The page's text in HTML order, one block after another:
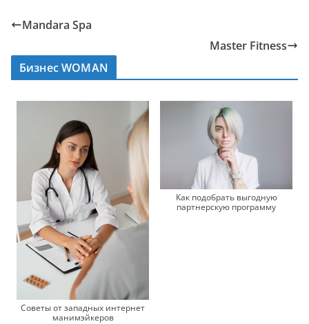
Mandara Spa
Master Fitness
Бизнес WOMAN
Советы от западных интернет
манимэйкеров
Как подобрать выгодную
партнерскую программу